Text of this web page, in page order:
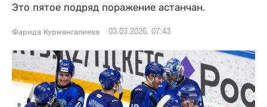
Это пятое подряд поражение астанчан.
Фарида Курмангалиева 03.03.2026, 07:43